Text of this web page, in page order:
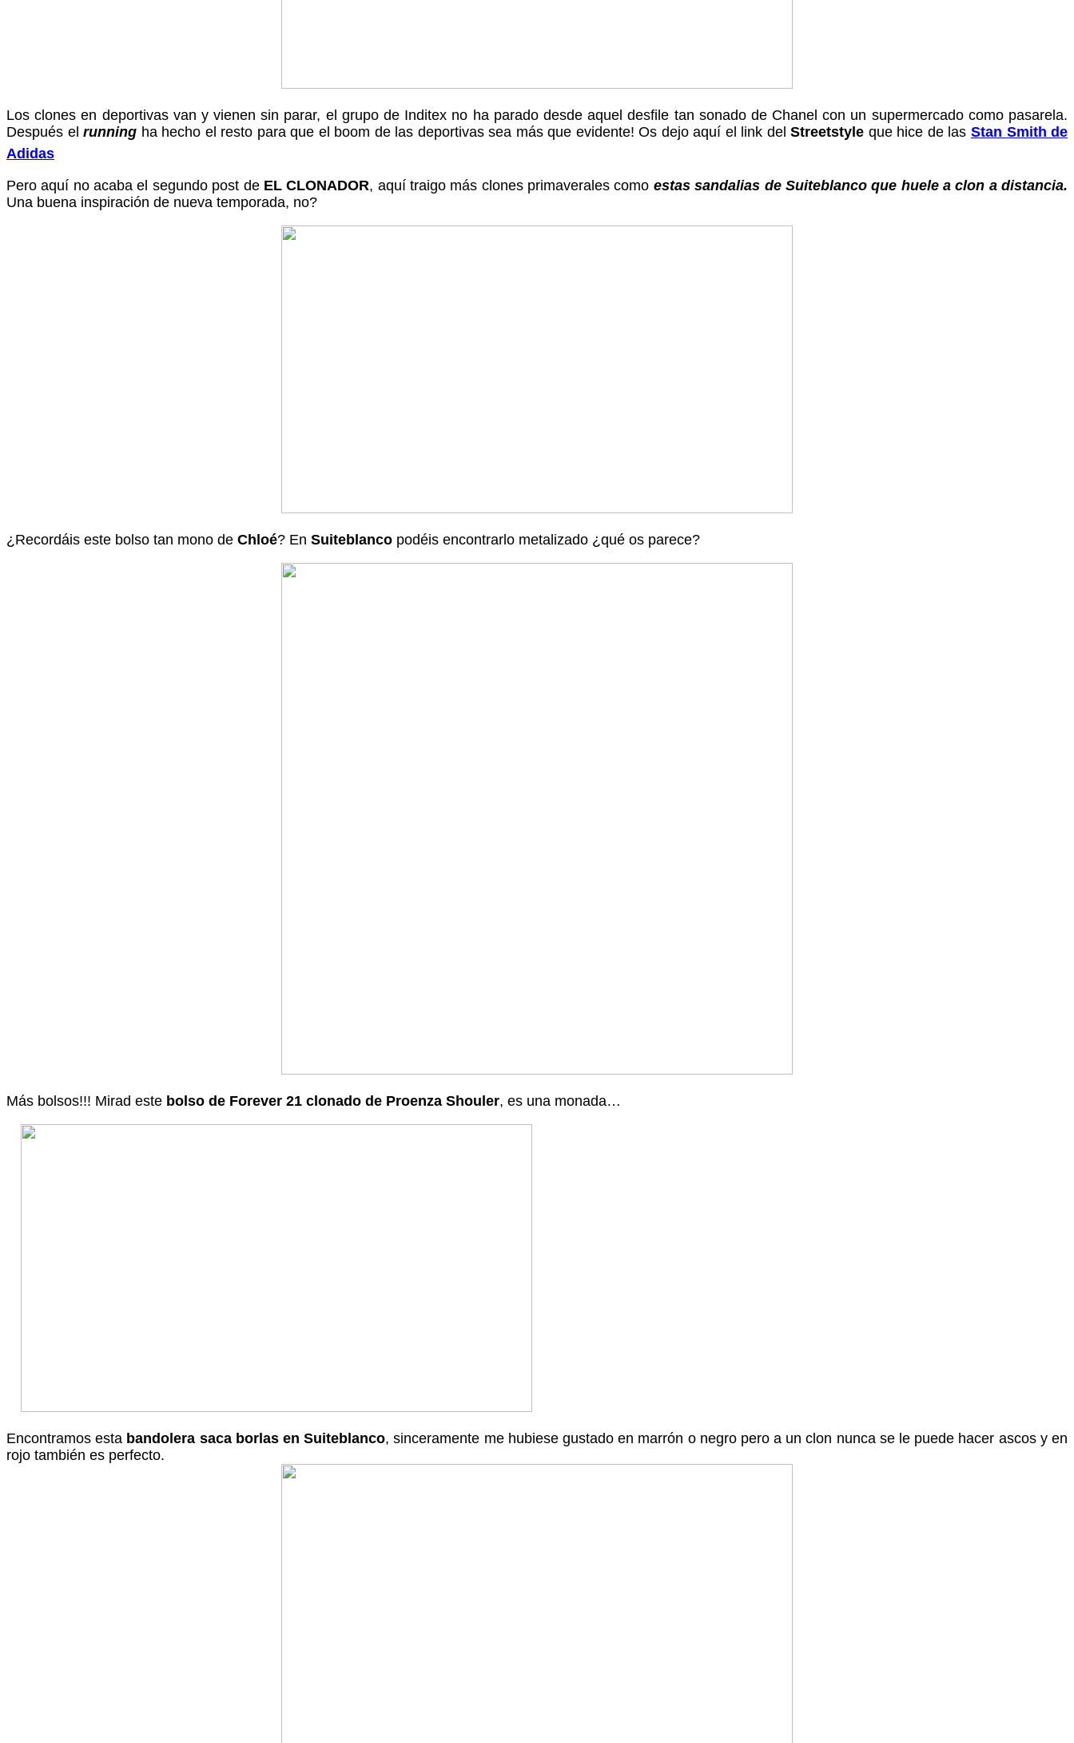
Los clones en deportivas van y vienen sin parar, el grupo de Inditex no ha parado desde aquel desfile tan sonado de Chanel con un supermercado como pasarela.
Después elrunning ha hecho el resto para que el boom de las deportivas sea más que evidente! Os dejo aquí el link del Streetstyle que hice de las Stan Smith de
Adidas
Pero aquí no acaba el segundo post de EL CLONADOR, aquí traigo más clones primaverales como estas sandalias de Suiteblanco que huele a clon a distancia.
Una buena inspiración de nueva temporada, no?
¿Recordáis este bolso tan mono de Chloé? En Suiteblanco podéis encontrarlo metalizado ¿qué os parece?
Más bolsos!!! Mirad este bolso de Forever 21 clonado de Proenza Shouler, es una monada…
Encontramos esta bandolera saca borlas en Suiteblanco, sinceramente me hubiese gustado en marrón o negro pero a un clon nunca se le puede hacer ascos y en
rojo también es perfecto.